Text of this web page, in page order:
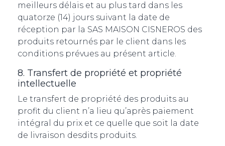
meilleurs délais et au plus tard dans les
quatorze (14) jours suivant la date de
réception par la SAS MAISON CISNEROS des
produits retournés par le client dans les
conditions prévues au présent article.
8. Transfert de propriété et propriété
intellectuelle
Le transfert de propriété des produits au
profit du client n’a lieu qu’après paiement
intégral du prix et ce quelle que soit la date
de livraison desdits produits.